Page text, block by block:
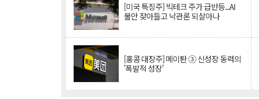
[미국 특징주] 빅테크 주가 급반등...AI
불안 잦아들고 낙관론 되살아나
[홍콩 대장주] 메이퇀 ③ 신성장 동력의
'폭발적 성장'